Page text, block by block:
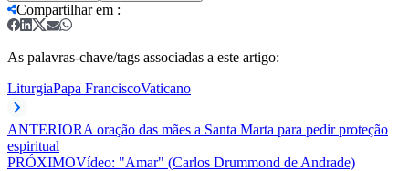
Compartilhar em :
As palavras-chave/tags associadas a este artigo:
LiturgiaPapa FranciscoVaticano
ANTERIORA oração das mães a Santa Marta para pedir proteção
espiritual
PRÓXIMOVídeo: "Amar" (Carlos Drummond de Andrade)